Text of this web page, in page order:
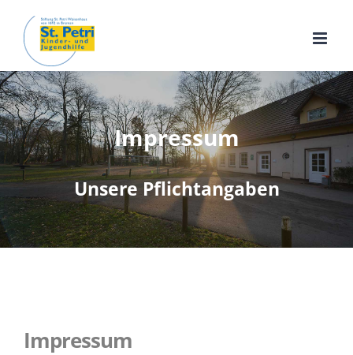
Inhalt
springen
Impressum
Unsere Pflichtangaben
Impressum